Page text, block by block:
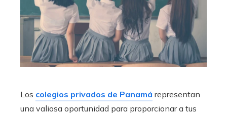
Los colegios privados de Panamá representan
una valiosa oportunidad para proporcionar a tus